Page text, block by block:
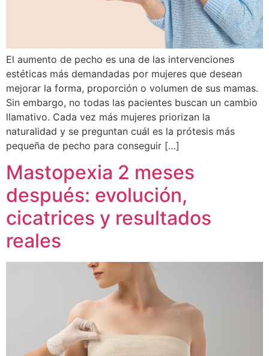
El aumento de pecho es una de las intervenciones
estéticas más demandadas por mujeres que desean
mejorar la forma, proporción o volumen de sus mamas.
Sin embargo, no todas las pacientes buscan un cambio
llamativo. Cada vez más mujeres priorizan la
naturalidad y se preguntan cuál es la prótesis más
pequeña de pecho para conseguir […]
Mastopexia 2 meses
después: evolución,
cicatrices y resultados
reales